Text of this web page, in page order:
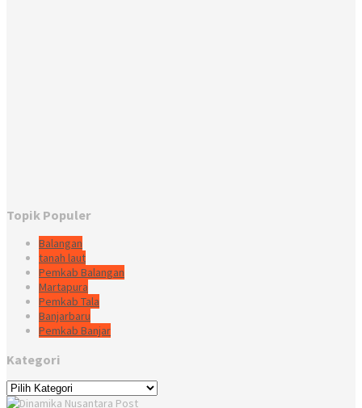
Topik Populer
Balangan
tanah laut
Pemkab Balangan
Martapura
Pemkab Tala
Banjarbaru
Pemkab Banjar
Kategori
Kategori